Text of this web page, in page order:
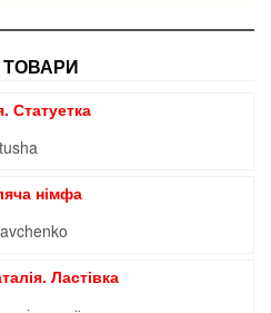
ТОВАРИ
Статуетка
німфа
Ластівка